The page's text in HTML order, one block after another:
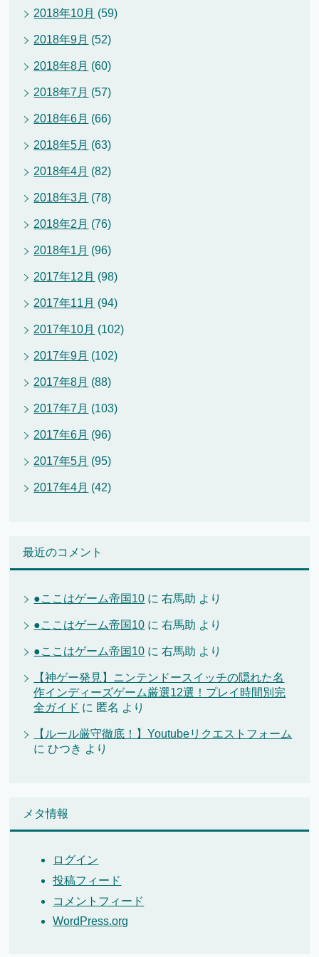
2018年10月 (59)
2018年9月 (52)
2018年8月 (60)
2018年7月 (57)
2018年6月 (66)
2018年5月 (63)
2018年4月 (82)
2018年3月 (78)
2018年2月 (76)
2018年1月 (96)
2017年12月 (98)
2017年11月 (94)
2017年10月 (102)
2017年9月 (102)
2017年8月 (88)
2017年7月 (103)
2017年6月 (96)
2017年5月 (95)
2017年4月 (42)
最近のコメント
●ここはゲーム帝国10 に右馬助 より
●ここはゲーム帝国10 に右馬助 より
●ここはゲーム帝国10 に右馬助 より
【神ゲー発見】ニンテンドースイッチの隠れた名
作インディーズゲーム厳選12選！プレイ時間別完
全ガイド に 匿名 より
【ルール厳守徹底！】Youtubeリクエストフォーム
にひつき より
メタ情報
ログイン
投稿フィード
コメントフィード
WordPress.org